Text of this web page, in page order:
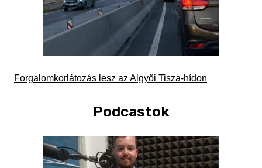
Forgalomkorlátozás lesz az Algyői Tisza-hídon
Podcastok